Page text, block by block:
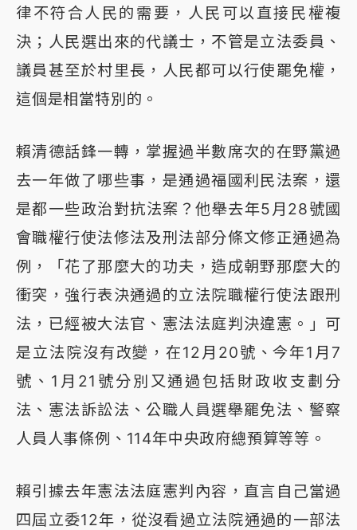
律不符合人民的需要，人民可以直接民權複
決；人民選出來的代議士，不管是立法委員、
議員甚至於村里長，人民都可以行使罷免權，
這個是相當特別的。
賴清德話鋒一轉，掌握過半數席次的在野黨過
去一年做了哪些事，是通過福國利民法案，還
是都一些政治對抗法案？他舉去年5月28號國
會職權行使法修法及刑法部分條文修正通過為
例，「花了那麼大的功夫，造成朝野那麼大的
衝突，強行表決通過的立法院職權行使法跟刑
法，已經被大法官、憲法法庭判決違憲。」可
是立法院沒有改變，在12月20號、今年1月7
號、1月21號分別又通過包括財政收支劃分
法、憲法訴訟法、公職人員選舉罷免法、警察
人員人事條例、114年中央政府總預算等等。
賴引據去年憲法法庭憲判內容，直言自己當過
四屆立委12年，從沒看過立法院通過的一部法